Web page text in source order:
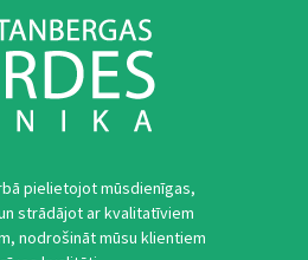
pielietojot mūsdienīgas,
strādājot ar kvalitatīviem
nodrošināt mūsu klientiem